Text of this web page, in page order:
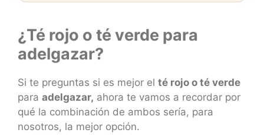
¿Té rojo o té verde para
adelgazar?
Si te preguntas si es mejor el té rojo o té verde
para adelgazar, ahora te vamos a recordar por
qué la combinación de ambos sería, para
nosotros, la mejor opción.